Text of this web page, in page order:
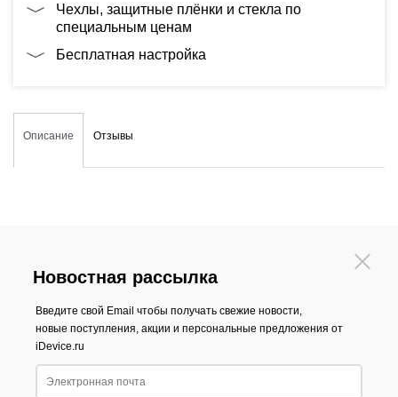
Чехлы, защитные плёнки и стекла по
специальным ценам
Бесплатная настройка
Описание Отзывы
Новостная рассылка
Введите свой Email чтобы получать свежие новости,
новые поступления, акции и персональные предложения от
iDevice.ru